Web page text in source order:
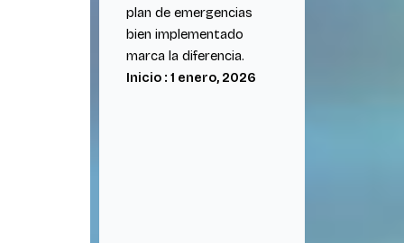
plan de emergencias
bien implementado
marca la diferencia.
Inicio : 1 enero, 2026